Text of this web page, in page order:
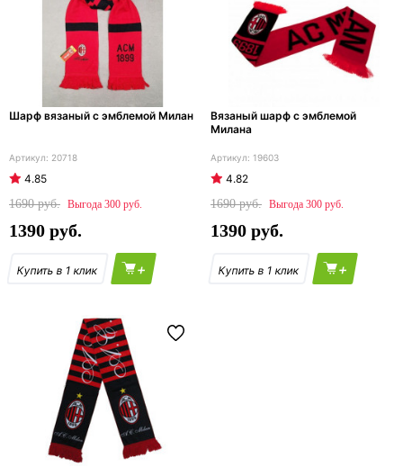
Шарф вязаный с эмблемой Милан
20718
4.85
1690
300
1390
+
Вязаный шарф с эмблемой
Милана
19603
4.82
1690
300
1390
+